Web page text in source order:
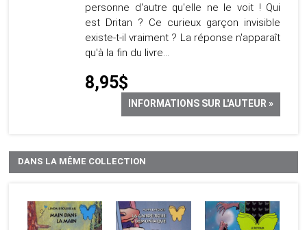
personne d'autre qu'elle ne le voit ! Qui
est Dritan ? Ce curieux garçon invisible
existe-t-il vraiment ? La réponse n'apparaît
qu'à la fin du livre...
8,95$
INFORMATIONS SUR L'AUTEUR »
DANS LA MÊME COLLECTION